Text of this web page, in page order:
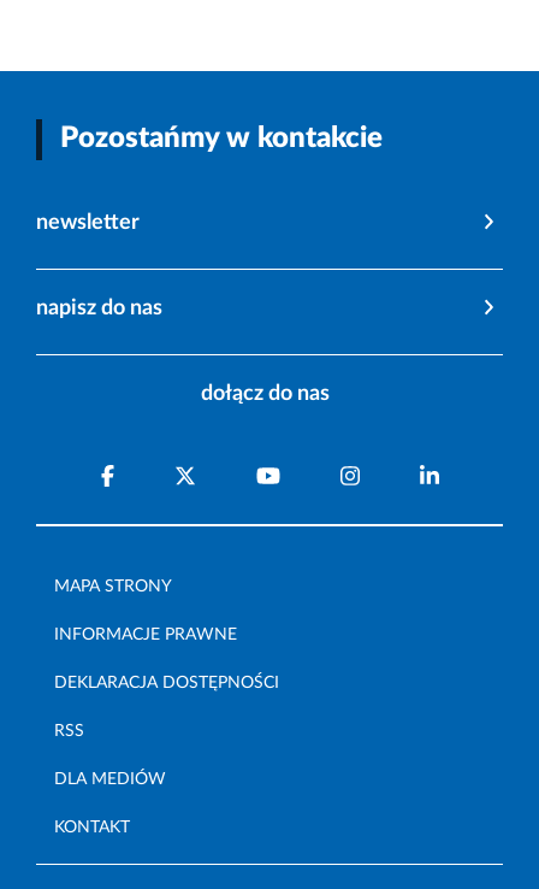
Pozostańmy w kontakcie
newsletter
napisz do nas
dołącz do nas
MAPA STRONY
INFORMACJE PRAWNE
DEKLARACJA DOSTĘPNOŚCI
RSS
DLA MEDIÓW
KONTAKT